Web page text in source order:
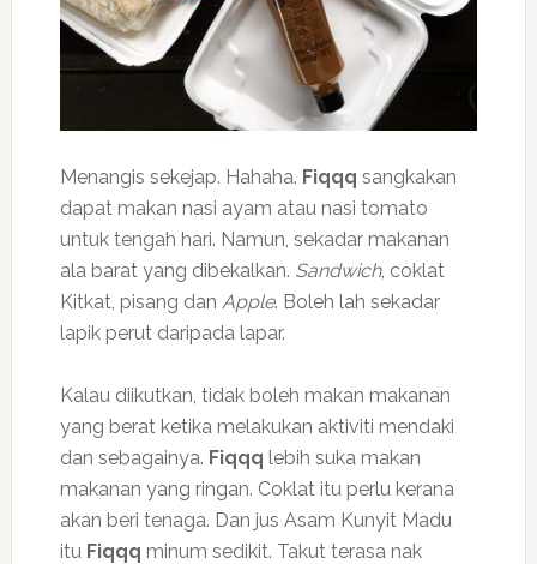
Menangis sekejap. Hahaha. Fiqqq sangkakan
dapat makan nasi ayam atau nasi tomato
untuk tengah hari. Namun, sekadar makanan
ala barat yang dibekalkan. Sandwich, coklat
Kitkat, pisang dan Apple. Boleh lah sekadar
lapik perut daripada lapar.
Kalau diikutkan, tidak boleh makan makanan
yang berat ketika melakukan aktiviti mendaki
dan sebagainya. Fiqqq lebih suka makan
makanan yang ringan. Coklat itu perlu kerana
akan beri tenaga. Dan jus Asam Kunyit Madu
itu Fiqqq minum sedikit. Takut terasa nak